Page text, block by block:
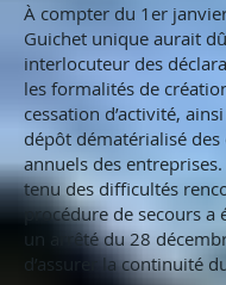
À compter du 1er
Guichet unique aurait
interlocuteur des
les formalités de
cessation d’activité,
dépôt dématérialisé des
annuels des
tenu des difficultés
procédure de secours a
un arrêté du 28
d’assurer la continuité